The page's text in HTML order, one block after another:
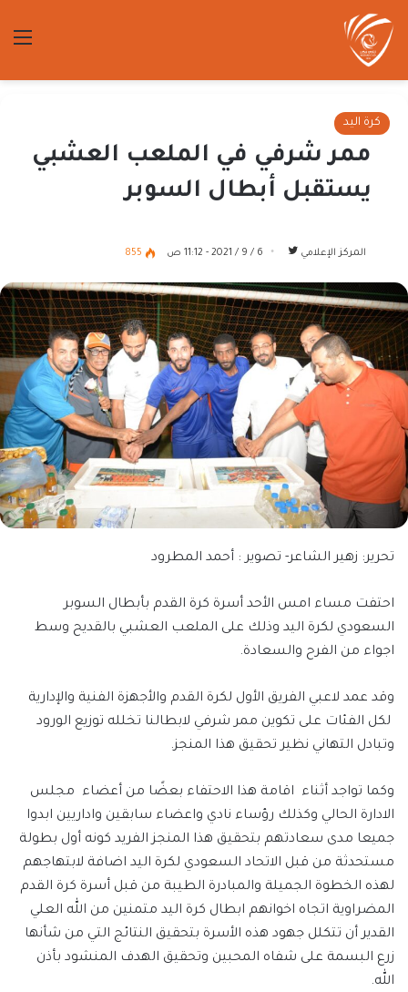
كرة اليد
ممر شرفي في الملعب العشبي
يستقبل أبطال السوبر
المركز الإعلامي
تابع
تويتر
6 / 9 / 2021 - 11:12 ص 855
تحرير: زهير الشاعر- تصوير : أحمد المطرود
احتفت مساء امس الأحد أسرة كرة القدم بأبطال السوبر
السعودي لكرة اليد وذلك على الملعب العشبي بالقديح وسط
اجواء من الفرح والسعادة.
وقد عمد لاعبي الفريق الأول لكرة القدم والأجهزة الفنية والإدارية
لكل الفئات على تكوين ممر شرفي لابطالنا تخلله توزيع الورود
وتبادل التهاني نظير تحقيق هذا المنجز.
وكما تواجد أثناء اقامة هذا الاحتفاء بعضًا من أعضاء مجلس
الادارة الحالي وكذلك رؤساء نادي واعضاء سابقين واداريين ابدوا
جميعا مدى سعادتهم بتحقيق هذا المنجز الفريد كونه أول بطولة
مستحدثة من قبل الاتحاد السعودي لكرة اليد اضافة لابتهاجهم
لهذه الخطوة الجميلة والمبادرة الطيبة من قبل أسرة كرة القدم
المضراوية اتجاه اخوانهم ابطال كرة اليد متمنين من الله العلي
القدير أن تتكلل جهود هذه الأسرة بتحقيق النتائج التي من شأنها
زرع البسمة على شفاه المحبين وتحقيق الهدف المنشود بأذن
الله.